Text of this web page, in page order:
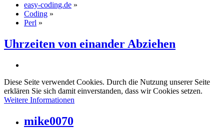
easy-coding.de »
Coding »
Perl »
Uhrzeiten von einander Abziehen
Diese Seite verwendet Cookies. Durch die Nutzung unserer Seite
erklären Sie sich damit einverstanden, dass wir Cookies setzen.
Weitere Informationen
mike0070